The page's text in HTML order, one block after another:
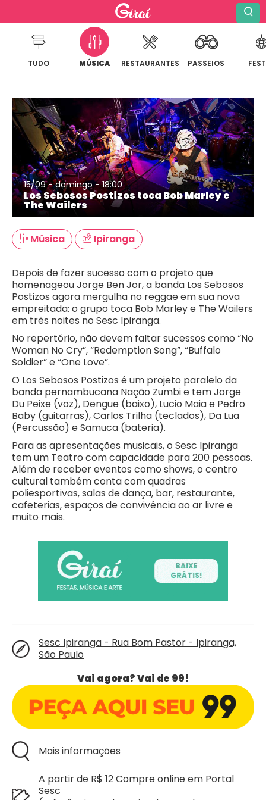
para
o
conteúdo
TUDO MÚSICA RESTAURANTES PASSEIOS
15/09 - domingo - 18:00
Los Sebosos Postizos toca Bob Marley e
The Wailers
Música Ipiranga
Depois de fazer sucesso com o projeto que
homenageou Jorge Ben Jor, a banda Los Sebosos
Postizos agora mergulha no reggae em sua nova
empreitada: o grupo toca Bob Marley e The Wailers
em três noites no Sesc Ipiranga.
No repertório, não devem faltar sucessos como “No
Woman No Cry”, “Redemption Song”, “Buffalo
Soldier” e “One Love”.
O Los Sebosos Postizos é um projeto paralelo da
banda pernambucana Nação Zumbi e tem Jorge
Du Peixe (voz), Dengue (baixo), Lucio Maia e Pedro
Baby (guitarras), Carlos Trilha (teclados), Da Lua
(Percussão) e Samuca (bateria).
Para as apresentações musicais, o Sesc Ipiranga
tem um Teatro com capacidade para 200 pessoas.
Além de receber eventos como shows, o centro
cultural também conta com quadras
poliesportivas, salas de dança, bar, restaurante,
cafeterias, espaços de convivência ao ar livre e
muito mais.
Sesc Ipiranga - Rua Bom Pastor - Ipiranga,
São Paulo
Vai agora? Vai de 99!
Mais informações
A partir de R$ 12Compre online em Portal
Sesc